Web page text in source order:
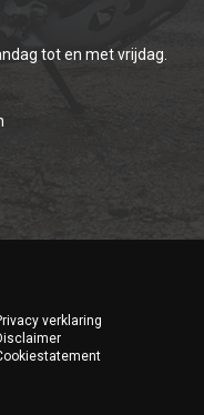
tot en met vrijdag.
verklaring